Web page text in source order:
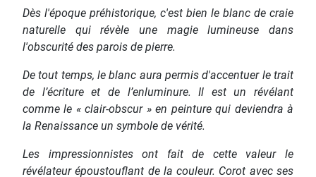
Dès l'époque préhistorique, c'est bien le blanc de craie
naturelle qui révèle une magie lumineuse dans
l'obscurité des parois de pierre.
De tout temps, le blanc aura permis d'accentuer le trait
de l’écriture et de l’enluminure. Il est un révélant
comme le « clair-obscur » en peinture qui deviendra à
la Renaissance un symbole de vérité.
Les impressionnistes ont fait de cette valeur le
révélateur époustouflant de la couleur. Corot avec ses